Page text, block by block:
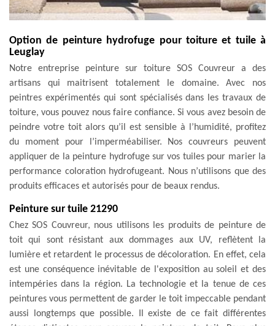
Option de peinture hydrofuge pour toiture et tuile à
Leuglay
Notre entreprise peinture sur toiture SOS Couvreur a des
artisans qui maitrisent totalement le domaine. Avec nos
peintres expérimentés qui sont spécialisés dans les travaux de
toiture, vous pouvez nous faire confiance. Si vous avez besoin de
peindre votre toit alors qu’il est sensible à l’humidité, profitez
du moment pour l’imperméabiliser. Nos couvreurs peuvent
appliquer de la peinture hydrofuge sur vos tuiles pour marier la
performance coloration hydrofugeant. Nous n’utilisons que des
produits efficaces et autorisés pour de beaux rendus.
Peinture sur tuile 21290
Chez SOS Couvreur, nous utilisons les produits de peinture de
toit qui sont résistant aux dommages aux UV, reflètent la
lumière et retardent le processus de décoloration. En effet, cela
est une conséquence inévitable de l'exposition au soleil et des
intempéries dans la région. La technologie et la tenue de ces
peintures vous permettent de garder le toit impeccable pendant
aussi longtemps que possible. Il existe de ce fait différentes